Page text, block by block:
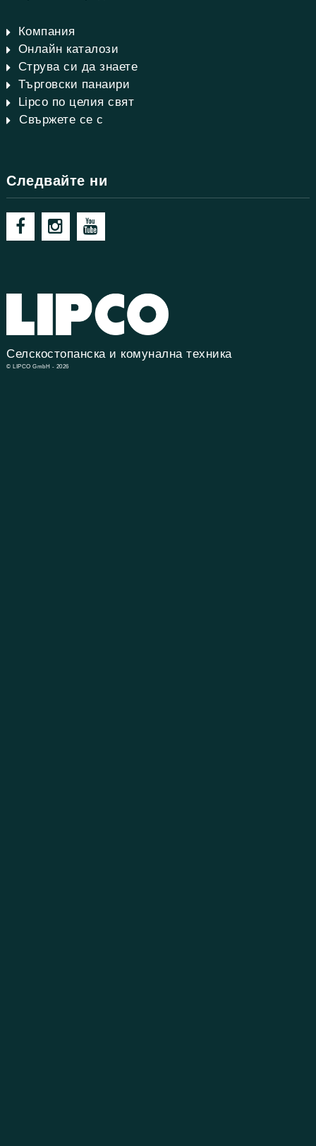
Компания
Онлайн каталози
Струва си да знаете
Търговски панаири
Lipco по целия свят
Свържете се с
Следвайте ни
Селскостопанска и комунална техника
© LIPCO GmbH - 2026